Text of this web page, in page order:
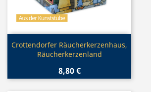
Vorschau
Crottendorfer Räucherkerzenhaus,
Räucherkerzenland
8,80 €